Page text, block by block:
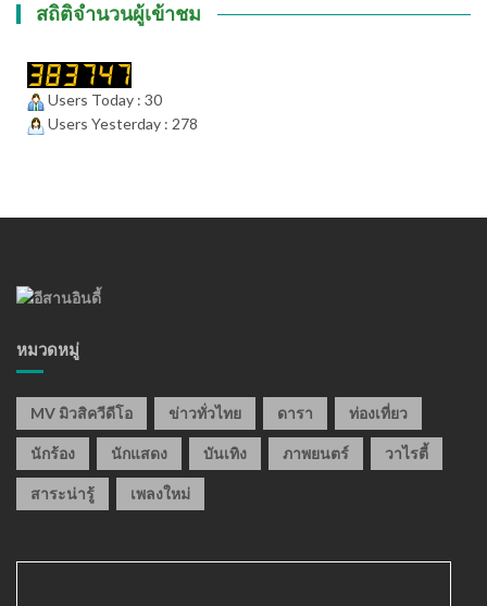
สถิติจำนวนผู้เข้าชม
Users Today : 30
Users Yesterday : 278
หมวดหมู่
MV มิวสิควีดีโอ ข่าวทั่วไทย ดารา ท่องเที่ยว
นักร้อง นักแสดง บันเทิง ภาพยนตร์ วาไรตี้
สาระน่ารู้ เพลงใหม่